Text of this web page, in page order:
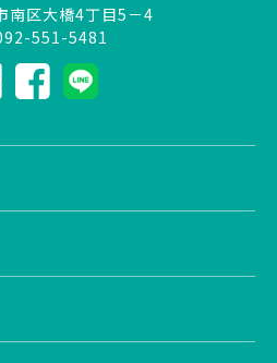
南区大橋4丁目5－4
551-5481